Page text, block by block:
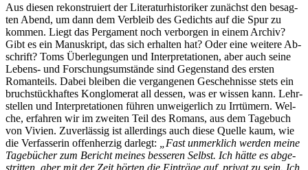
Aus die­sen re­kon­stru­iert der Li­te­ra­tur­his­to­ri­ker zu­nächst den be­sag­
ten Abend, um dann dem Ver­bleib des Ge­dichts auf die Spur zu
kom­men. Liegt das Per­ga­ment noch ver­bor­gen in ei­nem Ar­chiv?
Gibt es ein Ma­nu­skript, das sich er­hal­ten hat? Oder ei­ne wei­te­re Ab­
schrift? Toms Über­le­gun­gen und In­ter­pre­ta­tio­nen, aber auch sei­ne
Le­bens- und For­schungs­um­stän­de sind Ge­gen­stand des ers­ten
Roman­teils. Da­bei blei­ben die ver­gan­ge­nen Ge­scheh­nis­se stets ein
bruch­stück­haf­tes Kon­glo­me­rat all des­sen, was er wis­sen kann. Lehr­
stel­len und In­ter­pre­ta­tio­nen füh­ren un­wei­ger­lich zu Irr­tü­mern. Wel­
che, er­fah­ren wir im zwei­ten Teil des Ro­mans, aus dem Ta­ge­buch
von Vi­vi­en. Zu­ver­läs­sig ist al­ler­dings auch die­se Quel­le kaum, wie
die Ver­fas­se­rin of­fen­her­zig dar­legt:
„Fast un­merk­lich wer­den mei­ne
Ta­ge­bü­cher zum Be­richt mei­nes bes­se­ren Selbst. Ich hät­te es ab­ge­
strit­ten, aber mit der Zeit hör­ten die Ein­trä­ge auf, pri­vat zu sein. Ich